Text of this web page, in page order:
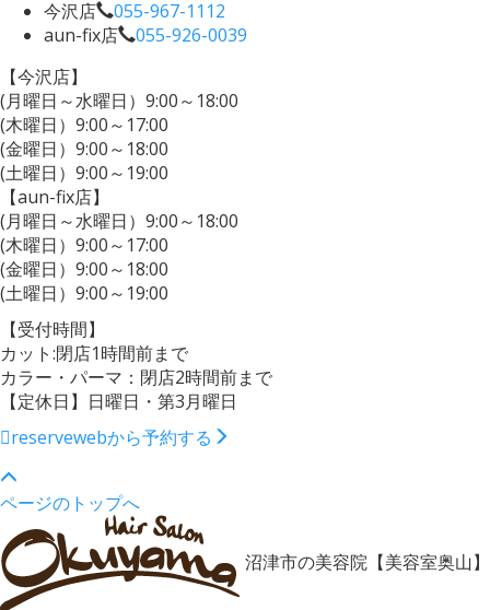
今沢店
055-967-1112
aun-fix店
055-926-0039
【今沢店】
(月曜日～水曜日）9:00～18:00
(木曜日）9:00～17:00
(金曜日）9:00～18:00
(土曜日）9:00～19:00
【aun-fix店】
(月曜日～水曜日）9:00～18:00
(木曜日）9:00～17:00
(金曜日）9:00～18:00
(土曜日）9:00～19:00
【受付時間】
カット:閉店1時間前まで
カラー・パーマ：閉店2時間前まで
【定休日】日曜日・第3月曜日
reservewebから予約する
ページのトップへ
沼津市の美容院【美容室奥山】